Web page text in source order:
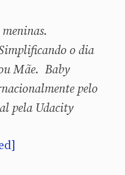
o dia
Mãe. Baby
pelo
pela Udacity